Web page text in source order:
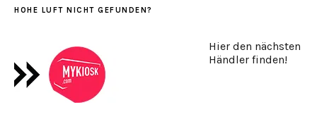
HOHE LUFT NICHT GEFUNDEN?
Hier den nächsten
Händler finden!